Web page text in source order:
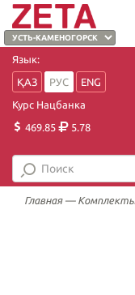
Язык:
ҚАЗ
РУС
ENG
Курс Нацбанка
469.85
5.78
Главная—